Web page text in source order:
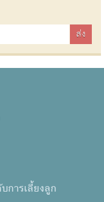
การเลี้ยงลูก